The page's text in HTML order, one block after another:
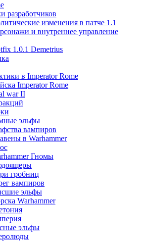
разработчиков
изменения в патче 1.1
и внутреннее управление
1.0.1 Demetrius
в Imperator Rome
Imperator Rome
war II
эльфы
вампиров
в Warhammer
Гномы
гробниц
вампиров
эльфы
Warhammer
эльфы